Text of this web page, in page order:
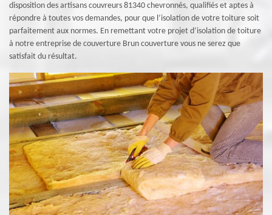
disposition des artisans couvreurs 81340 chevronnés, qualifiés et aptes à
répondre à toutes vos demandes, pour que l’isolation de votre toiture soit
parfaitement aux normes. En remettant votre projet d’isolation de toiture
à notre entreprise de couverture Brun couverture vous ne serez que
satisfait du résultat.